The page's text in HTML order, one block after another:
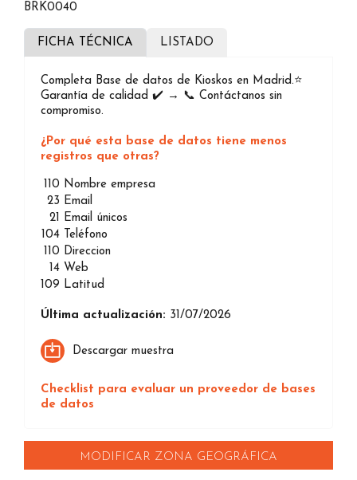
BRK0040
FICHA TÉCNICA LISTADO
Completa Base de datos de Kioskos en Madrid.⭐️
Garantía de calidad ✔️ → 📞 Contáctanos sin
compromiso.
¿Por qué esta base de datos tiene menos
registros que otras?
110 Nombre empresa
23 Email
21
Email únicos
104
Teléfono
110 Direccion
14 Web
109 Latitud
Última actualización: 31/07/2026
Descargar muestra
Checklist para evaluar un proveedor de bases
de datos
MODIFICAR ZONA GEOGRÁFICA